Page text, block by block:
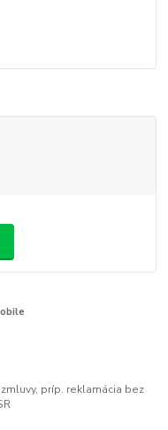
príp. reklamácia bez